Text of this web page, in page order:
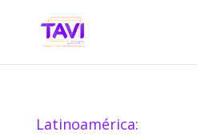
Latinoamérica: